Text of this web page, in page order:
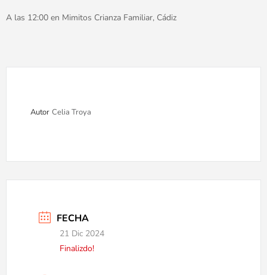
A las 12:00 en Mimitos Crianza Familiar, Cádiz
Autor Celia Troya
FECHA
21 Dic 2024
Finalizdo!